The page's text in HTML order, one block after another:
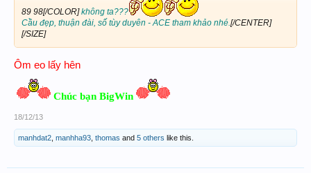
89 98[/COLOR]không ta???
Cầu đẹp, thuận đài, số tùy duyên - ACE tham khảo nhé. [/CENTER]
[/SIZE]
Ôm eo lấy hên
Chúc bạn BigWin
18/12/13
manhdat2 manhha93 thomas and 5 others like this.